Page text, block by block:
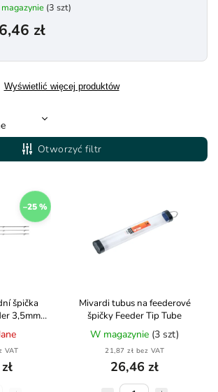
(3 szt)
zł
Wyświetlić więcej produktów
Otworzyć filtr
–25 %
špička
3,5mm
VAT
Mivardi tubus na feederové
špičky Feeder Tip Tube
W magazynie (3 szt)
21,87 zł bez VAT
26,46 zł